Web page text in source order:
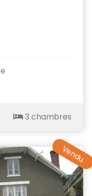
3 chambres
Vendu